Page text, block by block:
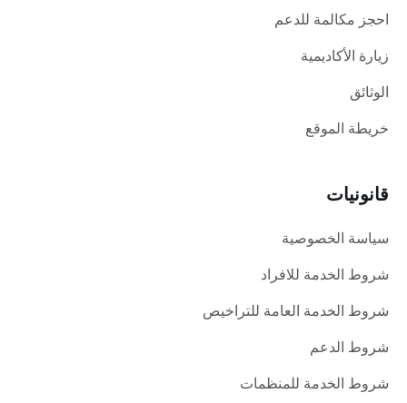
احجز مكالمة للدعم
زيارة الأكاديمية
الوثائق
خريطة الموقع
قانونيات
سياسة الخصوصية
شروط الخدمة للافراد
شروط الخدمة العامة للتراخيص
شروط الدعم
شروط الخدمة للمنظمات